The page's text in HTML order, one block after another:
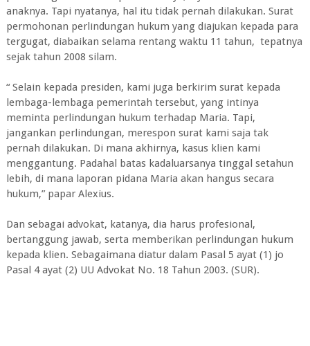
anaknya. Tapi nyatanya, hal itu tidak pernah dilakukan. Surat
permohonan perlindungan hukum yang diajukan kepada para
tergugat, diabaikan selama rentang waktu 11 tahun, tepatnya
sejak tahun 2008 silam.
“ Selain kepada presiden, kami juga berkirim surat kepada
lembaga-lembaga pemerintah tersebut, yang intinya
meminta perlindungan hukum terhadap Maria. Tapi,
jangankan perlindungan, merespon surat kami saja tak
pernah dilakukan. Di mana akhirnya, kasus klien kami
menggantung. Padahal batas kadaluarsanya tinggal setahun
lebih, di mana laporan pidana Maria akan hangus secara
hukum,” papar Alexius.
Dan sebagai advokat, katanya, dia harus profesional,
bertanggung jawab, serta memberikan perlindungan hukum
kepada klien. Sebagaimana diatur dalam Pasal 5 ayat (1) jo
Pasal 4 ayat (2) UU Advokat No. 18 Tahun 2003. (SUR).